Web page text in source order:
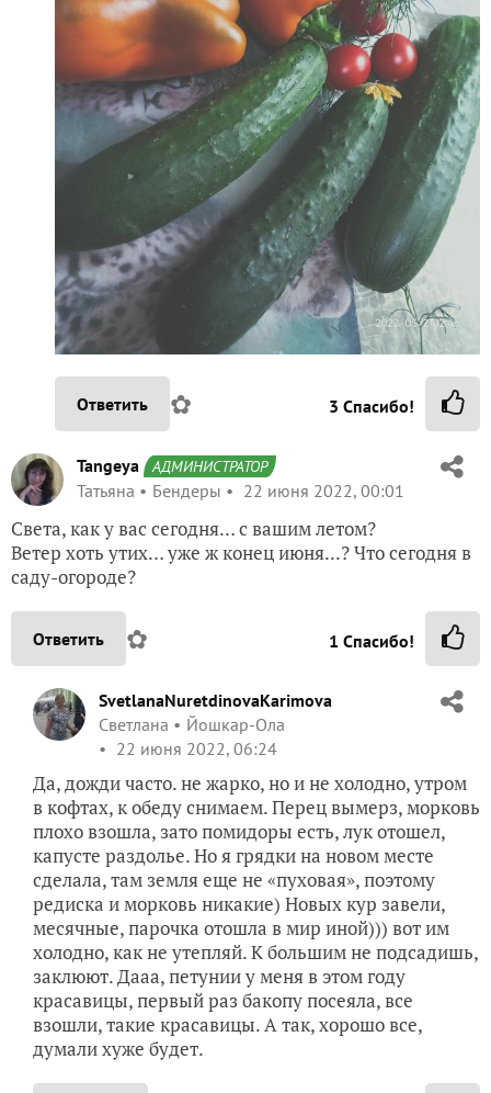
Ответить ✿ 3 Спасибо!
Tangeya АДМИНИСТРАТОР
Татьяна Бендеры 22 июня 2022, 00:01
Света, как у вас сегодня… с вашим летом?
Ветер хоть утих… уже ж конец июня...? Что сегодня в
саду-огороде?
Ответить ✿ 1 Спасибо!
SvetlanaNuretdinovaKarimova
Светлана
Йошкар-Ола
22 июня 2022, 06:24
Да, дожди часто. не жарко, но и не холодно, утром
в кофтах, к обеду снимаем. Перец вымерз, морковь
плохо взошла, зато помидоры есть, лук отошел,
капусте раздолье. Но я грядки на новом месте
сделала, там земля еще не «пуховая», поэтому
редиска и морковь никакие) Новых кур завели,
месячные, парочка отошла в мир иной))) вот им
холодно, как не утепляй. К большим не подсадишь,
заклюют. Дааа, петунии у меня в этом году
красавицы, первый раз бакопу посеяла, все
взошли, такие красавицы. А так, хорошо все,
думали хуже будет.